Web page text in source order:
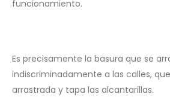
funcionamiento.
‎Es precisamente la basura que se
indiscriminadamente a las calles,
arrastrada y tapa las alcantarillas.